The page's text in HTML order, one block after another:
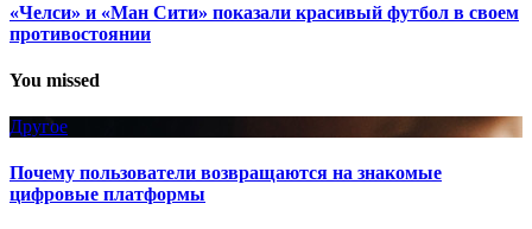
«Челси» и «Ман Сити» показали красивый футбол в своем
противостоянии
You missed
Другое
Почему пользователи возвращаются на знакомые
цифровые платформы